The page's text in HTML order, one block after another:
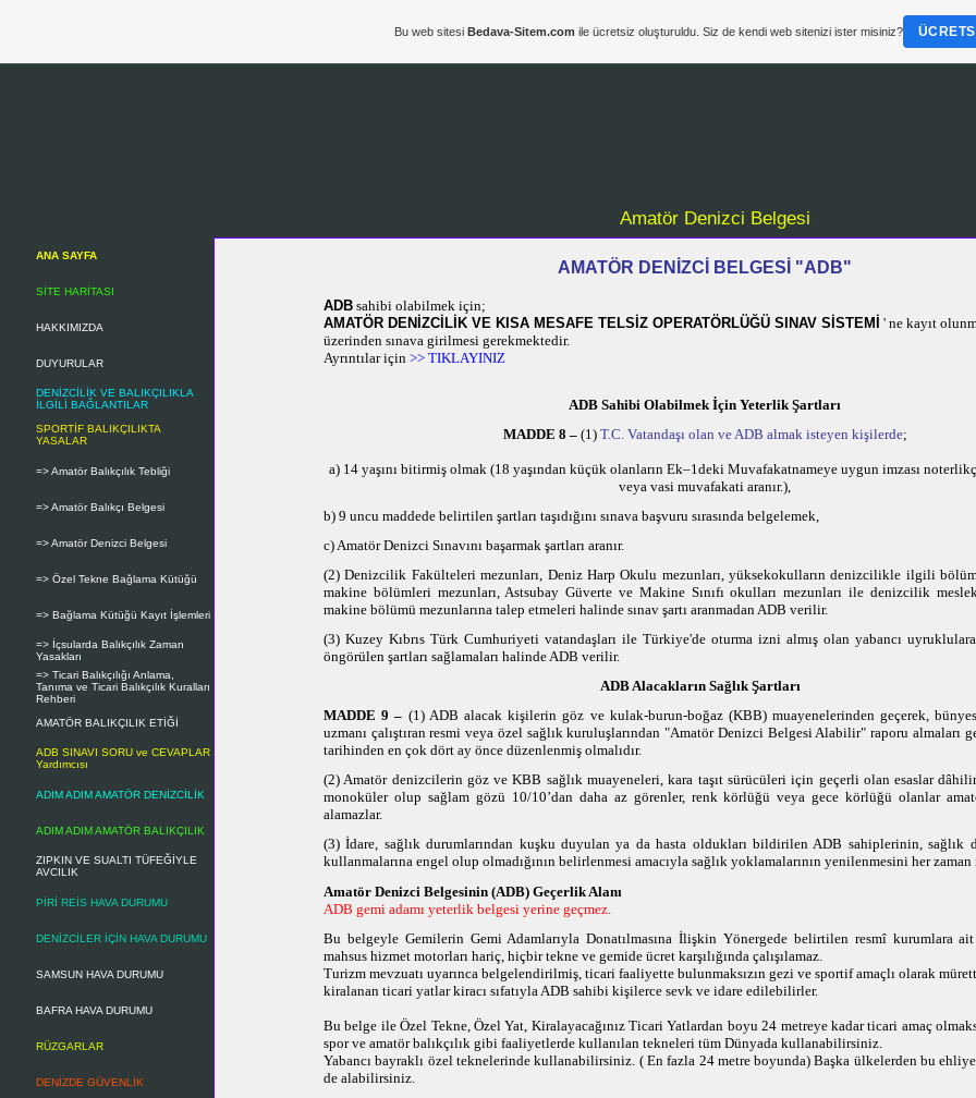
ANA SAYFA
SİTE HARİTASI
HAKKIMIZDA
DUYURULAR
DENİZCİLİK VE BALIKÇILIKLA
İLGİLİ BAĞLANTILAR
SPORTİF BALIKÇILIKTA
YASALAR
=> Amatör Balıkçılık Tebliği
=> Amatör Balıkçı Belgesi
=> Amatör Denizci Belgesi
=> Özel Tekne Bağlama Kütüğü
=> Bağlama Kütüğü Kayıt İşlemleri
=> İçsularda Balıkçılık Zaman
Yasakları
=> Ticari Balıkçılığı Anlama,
Tanıma ve Ticari Balıkçılık Kuralları
Rehberi
AMATÖR BALIKÇILIK ETİĞİ
ADB SINAVI SORU ve CEVAPLAR
Yardımcısı
ADIM ADIM AMATÖR DENİZCİLİK
ADIM ADIM AMATÖR BALIKÇILIK
ZIPKIN VE SUALTI TÜFEĞİYLE
AVCILIK
PİRİ REİS HAVA DURUMU
DENİZCİLER İÇİN HAVA DURUMU
SAMSUN HAVA DURUMU
BAFRA HAVA DURUMU
RÜZGARLAR
DENİZDE GÜVENLİK
Amatör Denizci Belgesi
AMATÖR DENİZCİ BELGESİ "ADB"
ADB sahibi olabilmek için;
AMATÖR DENİZCİLİK VE KISA MESAFE TELSİZ OPERATÖRLÜĞÜ SINAV SİSTEMİ ' ne kayıt
üzerinden sınava girilmesi gerekmektedir.
Ayrıntılar için >> TIKLAYINIZ
ADB Sahibi Olabilmek İçin Yeterlik Şartları
MADDE 8 – (1) T.C. Vatandaşı olan ve ADB almak isteyen kişilerde;
a) 14 yaşını bitirmiş olmak (18 yaşından küçük olanların Ek–1deki Muvafakatnameye uygun imzası
veya vasi muvafakati aranır.),
b) 9 uncu maddede belirtilen şartları taşıdığını sınava başvuru sırasında belgelemek,
c) Amatör Denizci Sınavını başarmak şartları aranır.
(2) Denizcilik Fakülteleri mezunları, Deniz Harp Okulu mezunları, yüksekokulların denizcilikle ilgili
makine bölümleri mezunları, Astsubay Güverte ve Makine Sınıfı okulları mezunları ile denizcilik
makine bölümü mezunlarına talep etmeleri halinde sınav şartı aranmadan ADB verilir.
(3) Kuzey Kıbrıs Türk Cumhuriyeti vatandaşları ile Türkiye'de oturma izni almış olan yabancı
öngörülen şartları sağlamaları halinde ADB verilir.
ADB Alacakların Sağlık Şartları
MADDE 9 – (1) ADB alacak kişilerin göz ve kulak-burun-boğaz (KBB) muayenelerinden geçerek,
uzmanı çalıştıran resmi veya özel sağlık kuruluşlarından "Amatör Denizci Belgesi Alabilir" raporu almaları
tarihinden en çok dört ay önce düzenlenmiş olmalıdır.
(2) Amatör denizcilerin göz ve KBB sağlık muayeneleri, kara taşıt sürücüleri için geçerli olan esaslar
monoküler olup sağlam gözü 10/10’dan daha az görenler, renk körlüğü veya gece körlüğü olanlar
alamazlar.
(3) İdare, sağlık durumlarından kuşku duyulan ya da hasta oldukları bildirilen ADB sahiplerinin, sağlık
kullanmalarına engel olup olmadığının belirlenmesi amacıyla sağlık yoklamalarının yenilenmesini her
Amatör Denizci Belgesinin (ADB) Geçerlik Alanı
ADB gemi adamı yeterlik belgesi yerine geçmez.
Bu belgeyle Gemilerin Gemi Adamlarıyla Donatılmasına İlişkin Yönergede belirtilen resmî kurumlara
mahsus hizmet motorları hariç, hiçbir tekne ve gemide ücret karşılığında çalışılamaz.
Turizm mevzuatı uyarınca belgelendirilmiş, ticari faaliyette bulunmaksızın gezi ve sportif amaçlı olarak
kiralanan ticari yatlar kiracı sıfatıyla ADB sahibi kişilerce sevk ve idare edilebilirler.
Bu belge ile Özel Tekne, Özel Yat, Kiralayacağınız Ticari Yatlardan boyu 24 metreye kadar ticari amaç
spor ve amatör balıkçılık gibi faaliyetlerde kullanılan tekneleri tüm Dünyada kullanabilirsiniz.
Yabancı bayraklı özel teknelerinde kullanabilirsiniz. ( En fazla 24 metre boyunda) Başka ülkelerden bu
de alabilirsiniz.
Bu web sitesi Bedava-Sitem.com ile ücretsiz oluşturuldu. Siz de kendi web sitenizi ister misiniz?